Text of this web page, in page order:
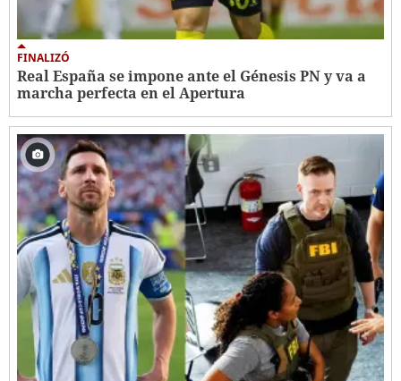
FINALIZÓ
Real España se impone ante el Génesis PN y va a
marcha perfecta en el Apertura